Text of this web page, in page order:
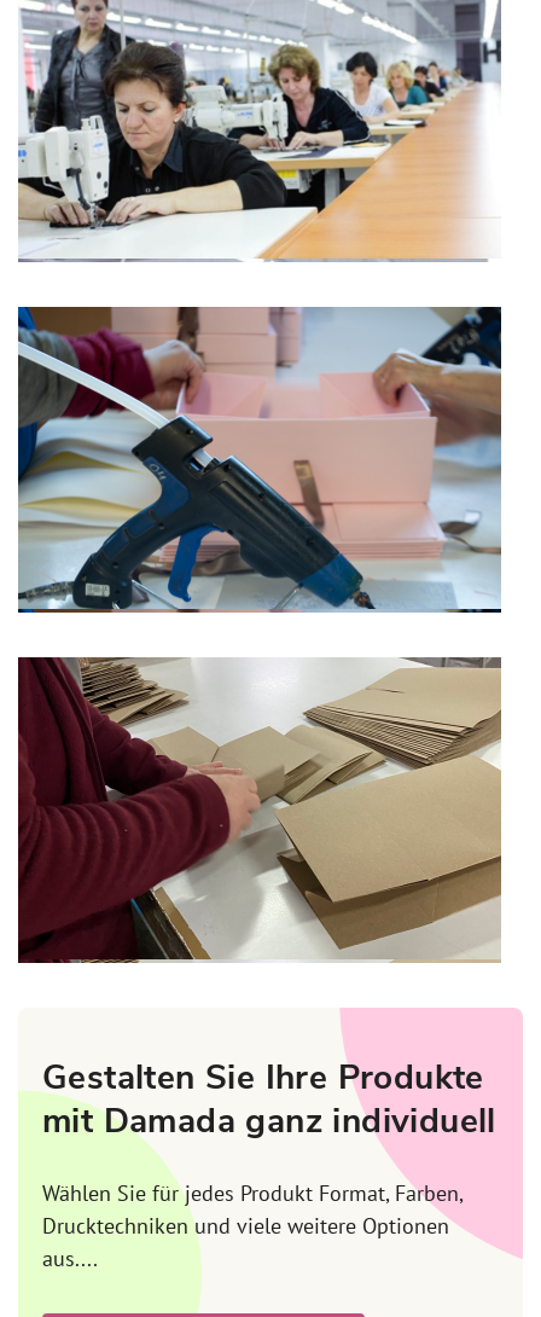
Gestalten Sie Ihre Produkte
mit Damada ganz individuell
Wählen Sie für jedes Produkt Format, Farben,
Drucktechniken und viele weitere Optionen
aus....